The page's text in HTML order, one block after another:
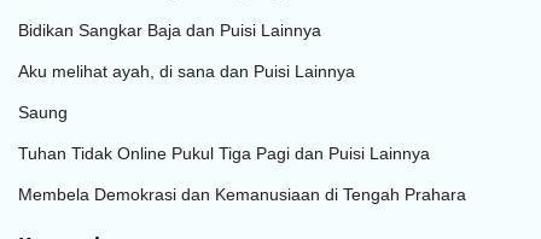
Bidikan Sangkar Baja dan Puisi Lainnya
Aku melihat ayah, di sana dan Puisi Lainnya
Saung
Tuhan Tidak Online Pukul Tiga Pagi dan Puisi Lainnya
Membela Demokrasi dan Kemanusiaan di Tengah Prahara